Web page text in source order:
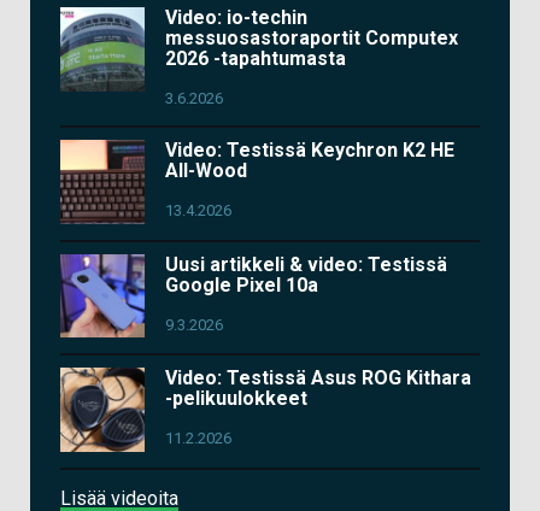
Video: io-techin
messuosastoraportit Computex
2026 -tapahtumasta
3.6.2026
Video: Testissä Keychron K2 HE
All-Wood
13.4.2026
Uusi artikkeli & video: Testissä
Google Pixel 10a
9.3.2026
Video: Testissä Asus ROG Kithara
-pelikuulokkeet
11.2.2026
Lisää videoita